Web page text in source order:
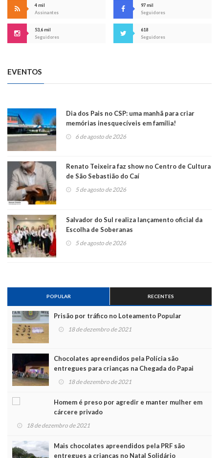
4 mil
Assinantes
97 mil
Seguidores
53,6 mil
Seguidores
618
Seguidores
EVENTOS
Dia dos Pais no CSP: uma manhã para criar
memórias inesquecíveis em família!
6 de agosto de 2026
Renato Teixeira faz show no Centro de Cultura
de São Sebastião do Caí
5 de agosto de 2026
Salvador do Sul realiza lançamento oficial da
Escolha de Soberanas
5 de agosto de 2026
POPULAR RECENTES
Prisão por tráfico no Loteamento Popular
18 de dezembro de 2021
Chocolates apreendidos pela Polícia são
entregues para crianças na Chegada do Papai
Noel
18 de dezembro de 2021
Homem é preso por agredir e manter mulher em
cárcere privado
18 de dezembro de 2021
Mais chocolates apreendidos pela PRF são
entregues a crianças no Natal Solidário